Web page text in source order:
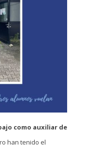
como auxiliar de
han tenido el